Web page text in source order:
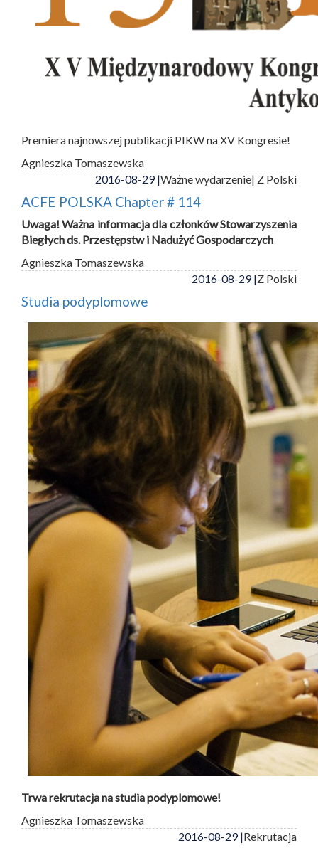
Premiera najnowszej publikacji PIKW na XV Kongresie!
Agnieszka Tomaszewska
2016-08-29 |Ważne wydarzenie| Z Polski
ACFE POLSKA Chapter # 114
Uwaga! Ważna informacja dla członków Stowarzyszenia
Biegłych ds. Przestępstw i Nadużyć Gospodarczych
Agnieszka Tomaszewska
2016-08-29 |Z Polski
Studia podyplomowe
Trwa rekrutacja na studia podyplomowe!
Agnieszka Tomaszewska
2016-08-29 |Rekrutacja